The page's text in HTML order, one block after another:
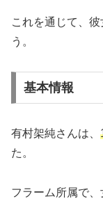
これを通じて、
う。
基本情報
有村架純さんは、
た。
フラーム所属で、